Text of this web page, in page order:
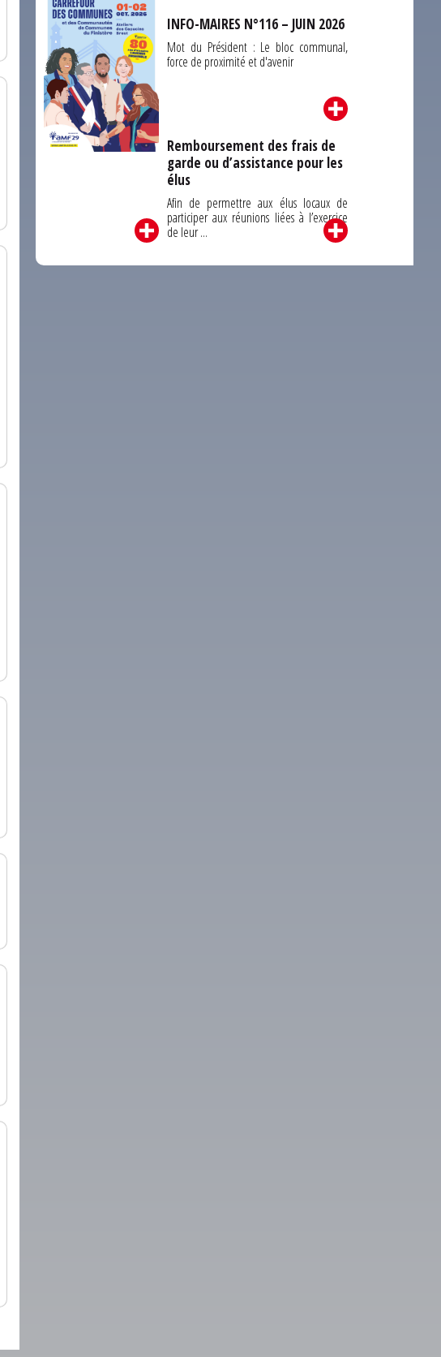
INFO-MAIRES N°116 – JUIN 2026
Mot du Président : Le bloc communal,
force de proximité et d'avenir
Remboursement des frais de
garde ou d’assistance pour les
élus
Afin de permettre aux élus locaux de
participer aux réunions liées à l’exercice
de leur ...